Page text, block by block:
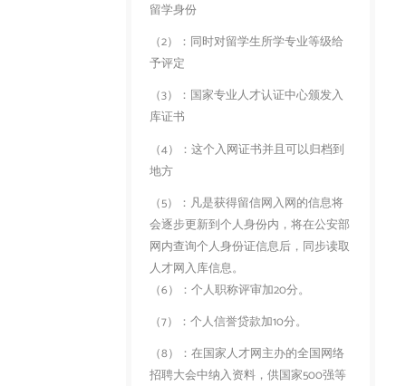
留学身份
（2）：同时对留学生所学专业等级给
予评定
（3）：国家专业人才认证中心颁发入
库证书
（4）：这个入网证书并且可以归档到
地方
（5）：凡是获得留信网入网的信息将
会逐步更新到个人身份内，将在公安部
网内查询个人身份证信息后，同步读取
人才网入库信息。
（6）：个人职称评审加20分。
（7）：个人信誉贷款加10分。
（8）：在国家人才网主办的全国网络
招聘大会中纳入资料，供国家500强等